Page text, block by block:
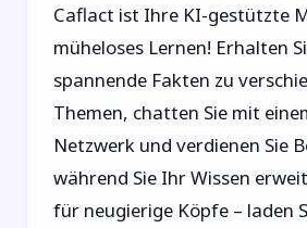
Caflact ist Ihre KI-gestützte
müheloses Lernen! Erhalten
spannende Fakten zu
Themen, chatten Sie mit
Netzwerk und verdienen Sie
während Sie Ihr Wissen
für neugierige Köpfe – laden